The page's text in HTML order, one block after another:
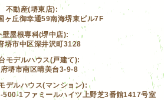
不動産(堺東店):
ヶ丘御幸通59南海堺東ビル7F
壁屋根専科(堺中店):
堺市中区深井沢町3128
モデルハウス(戸建て):
堺市南区晴美台3-9-8
デルハウス(マンション):
500-1ファミールハイツ上野芝3番館1417号室